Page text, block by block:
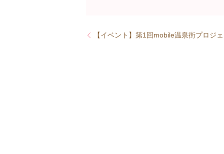
【イベント】第1回mobile温泉街プロジ